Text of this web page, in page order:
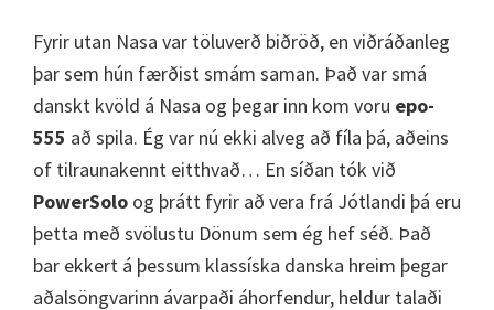
Fyrir utan Nasa var töluverð biðröð, en viðráðanleg
þar sem hún færðist smám saman. Það var smá
danskt kvöld á Nasa og þegar inn kom voru epo-
555 að spila. Ég var nú ekki alveg að fíla þá, aðeins
of tilraunakennt eitthvað… En síðan tók við
PowerSolo og þrátt fyrir að vera frá Jótlandi þá eru
þetta með svölustu Dönum sem ég hef séð. Það
bar ekkert á þessum klassíska danska hreim þegar
aðalsöngvarinn ávarpaði áhorfendur, heldur talaði